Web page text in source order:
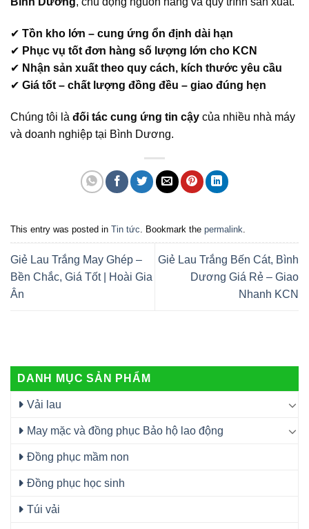
✔ Tồn kho lớn – cung ứng ổn định dài hạn
✔ Phục vụ tốt đơn hàng số lượng lớn cho KCN
✔ Nhận sản xuất theo quy cách, kích thước yêu cầu
✔ Giá tốt – chất lượng đồng đều – giao đúng hẹn
Chúng tôi là đối tác cung ứng tin cậy của nhiều nhà máy
và doanh nghiệp tại Bình Dương.
This entry was posted in Tin tức. Bookmark the permalink.
Giẻ Lau Trắng May Ghép –
Bền Chắc, Giá Tốt | Hoài Gia
Ân
Giẻ Lau Trắng Bến Cát, Bình
Dương Giá Rẻ – Giao
Nhanh KCN
DANH MỤC SẢN PHẨM
Vải lau
May mặc và đồng phục Bảo hộ lao động
Đồng phục mầm non
Đồng phục học sinh
Túi vải